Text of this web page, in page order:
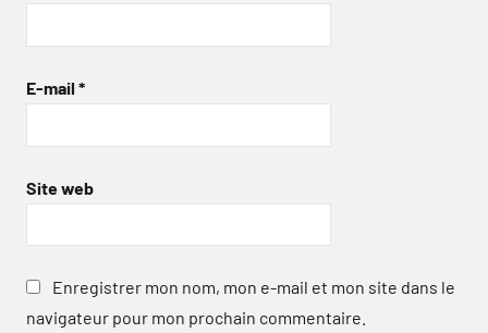
E-mail *
Site web
Enregistrer mon nom, mon e-mail et mon site dans le
navigateur pour mon prochain commentaire.